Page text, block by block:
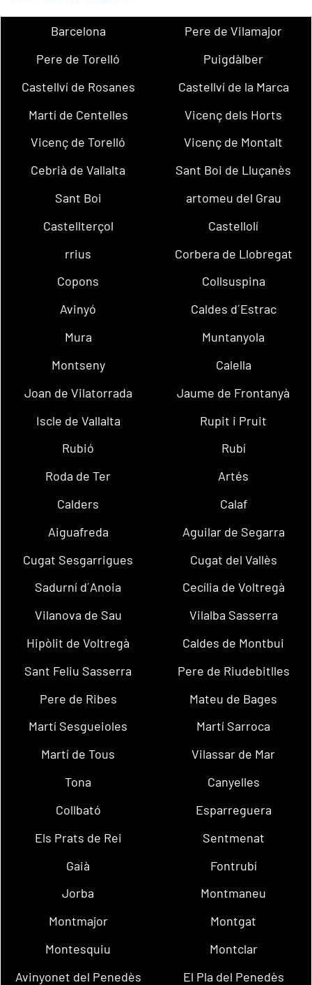
Barcelona
Pere de Vilamajor
Pere de Torelló
Puigdàlber
Castellví de Rosanes
Castellví de la Marca
Martí de Centelles
Vicenç dels Horts
Vicenç de Torelló
Vicenç de Montalt
Cebrià de Vallalta
Sant Boi de Lluçanès
Sant Boi
artomeu del Grau
Castellterçol
Castellolí
rrius
Corbera de Llobregat
Copons
Collsuspina
Avinyó
Caldes d´Estrac
Mura
Muntanyola
Montseny
Calella
Joan de Vilatorrada
Jaume de Frontanyà
Iscle de Vallalta
Rupit i Pruit
Rubió
Rubí
Roda de Ter
Artés
Calders
Calaf
Aiguafreda
Aguilar de Segarra
Cugat Sesgarrigues
Cugat del Vallès
Sadurní d´Anoia
Cecília de Voltregà
Vilanova de Sau
Vilalba Sasserra
Hipòlit de Voltregà
Caldes de Montbui
Sant Feliu Sasserra
Pere de Riudebitlles
Pere de Ribes
Mateu de Bages
Martí Sesgueioles
Martí Sarroca
Martí de Tous
Vilassar de Mar
Tona
Canyelles
Collbató
Esparreguera
Els Prats de Rei
Sentmenat
Gaià
Fontrubí
Jorba
Montmaneu
Montmajor
Montgat
Montesquiu
Montclar
Avinyonet del Penedès
El Pla del Penedès